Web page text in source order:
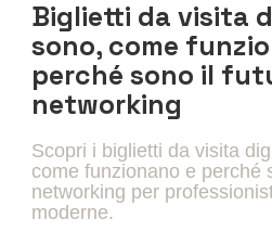
Biglietti da visita
sono, come
perché sono il
networking
Scopri i biglietti da visita
come funzionano e perché
networking per
moderne.